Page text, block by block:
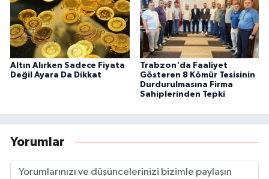
Altın Alırken Sadece Fiyata
Değil Ayara Da Dikkat
Trabzon'da Faaliyet
Gösteren 8 Kömür Tesisinin
Durdurulmasına Firma
Sahiplerinden Tepki
Yorumlar